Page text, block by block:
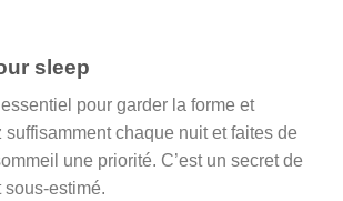
sleep
pour garder la forme et
suffisamment chaque nuit et faites de
une priorité. C’est un secret de
estimé.